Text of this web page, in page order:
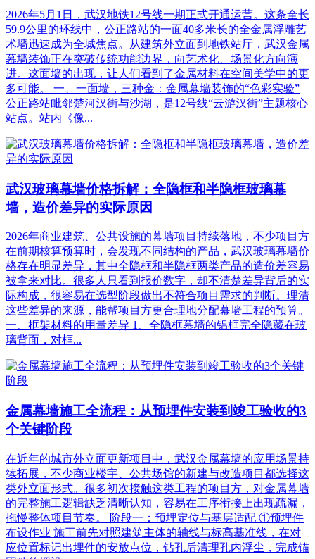
2026年5月1日，武汉地铁12号线一期正式开通运营。这条全长
59.9公里的环线中，公正路站的一面40多米长的全金属浮雕艺
术墙迅速成为全城焦点。从建筑外立面到地铁站厅，武汉金属
幕墙装饰正在突破传统功能边界，向艺术化、场景化方向演
进。这面墙的出现，让人们看到了金属材料在空间美学中的更
多可能。 一、一面墙，三种金：金属幕墙装饰的“色彩实验”
公正路站毗邻楚河汉街与沙湖，是12号线“云游汉街”主题核心
站点。站内《像...
武汉玻璃幕墙价格拆解：全隐框和半隐框玻璃幕
墙，造价差异的实际原因
2026年商业建筑、公共设施的幕墙项目持续落地，不少项目方
在前期核算预算时，会发现不同结构的产品，武汉玻璃幕墙价
格存在明显差异，其中全隐框和半隐框两类产品的造价差容易
被拿来对比。很多人只看到报价数字，却不清楚差异背后的实
际构成，很容易在选型阶段做出不符合项目需求的判断。理清
这些差异的来源，能帮项目方更合理地分配幕墙工程的预算。
一、框架材料的用量差异 1、全隐框幕墙的铝框完全隐藏在玻
璃背面，对框...
金属幕墙施工全流程：从预埋件安装到竣工验收的3
个关键阶段
在近年的城市外立面更新项目中，武汉金属幕墙的应用场景持
续拓展，不少商业楼宇、公共场馆的新建与改造项目都选择这
类外立面形式。很多初次接触这类工程的项目方，对金属幕墙
的完整施工逻辑缺乏清晰认知，容易在工序衔接上出现疏漏，
拖慢整体项目节奏。 阶段一：预埋定位与基层适配 ①预埋件
布设作业 施工前先对照建筑主体的轴线与标高基准线，在对
应位置标记出埋件的安放点位，钻孔后清理孔内浮尘，完成锚